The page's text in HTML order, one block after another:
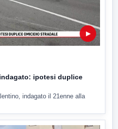
▶
ipotesi duplice
indagato il 21enne alla